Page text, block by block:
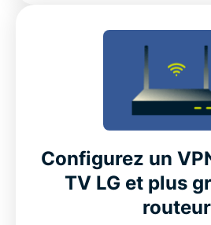
Configurez un
TV LG et plus
routeur